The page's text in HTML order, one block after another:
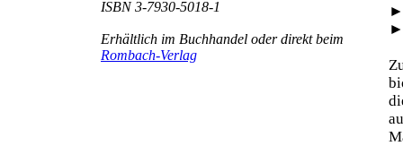
ISBN 3-7930-5018-1
Erhältlich im Buchhandel oder direkt beim
Rombach-Verlag